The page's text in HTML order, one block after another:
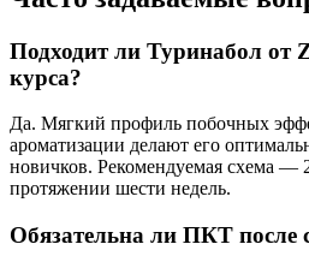
Подходит ли Туринабол от
курса?
Да. Мягкий профиль побочных
ароматизации делают его
новичков. Рекомендуемая схема —
протяжении шести недель.
Обязательна ли ПКТ после